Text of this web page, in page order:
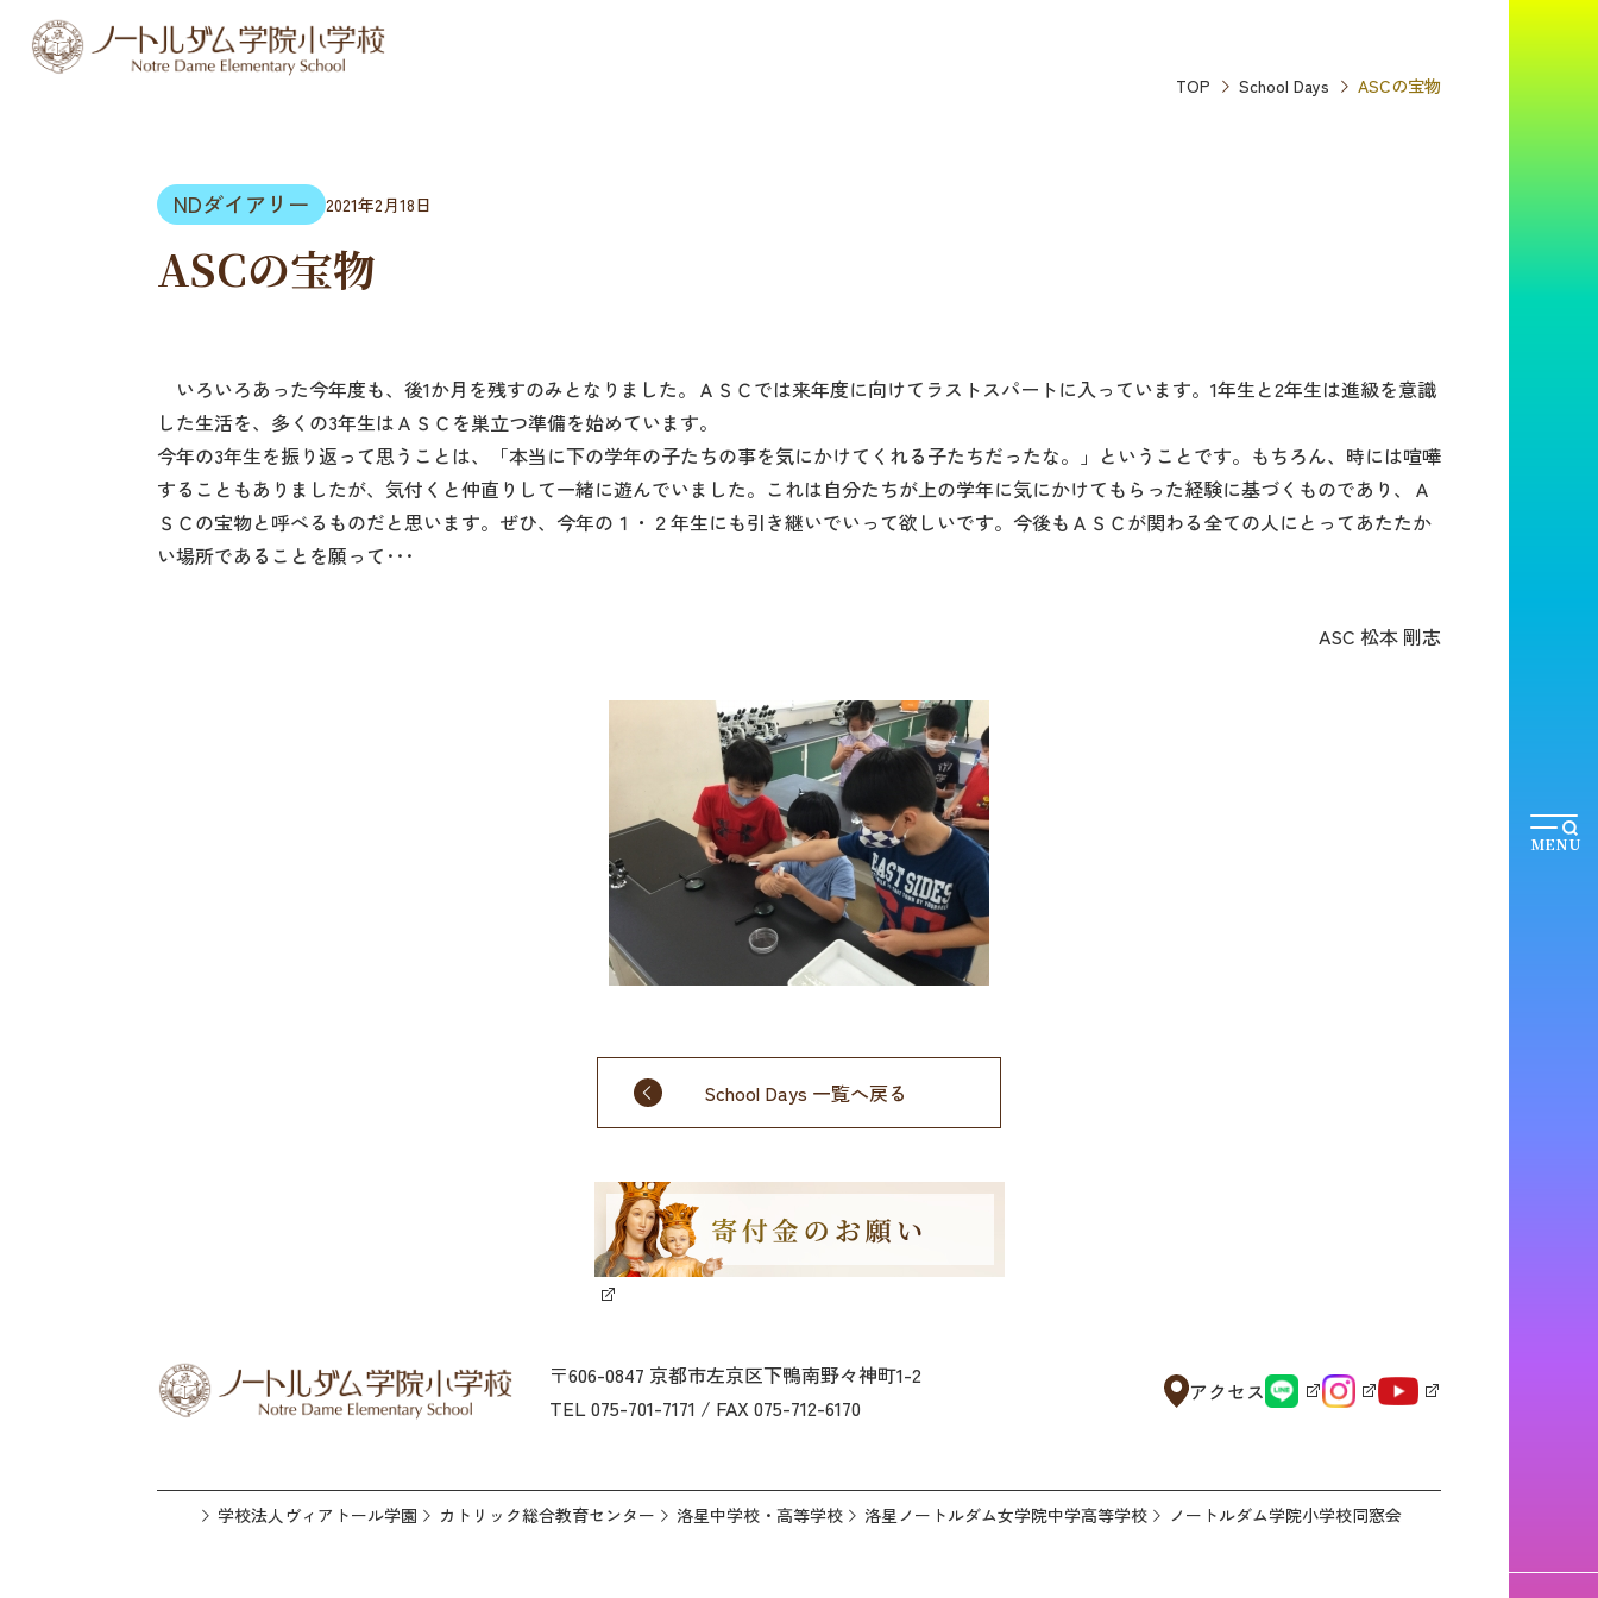
MENU
TOP School Days ASCの宝物
NDダイアリー 2021年2月18日
ASCの宝物
いろいろあった今年度も、後1か月を残すのみとなりました。ＡＳＣでは来年度に向けてラストスパートに入っています。1年生と2年生は進級を意識
した生活を、多くの3年生はＡＳＣを巣立つ準備を始めています。
今年の3年生を振り返って思うことは、「本当に下の学年の子たちの事を気にかけてくれる子たちだったな。」ということです。もちろん、時には喧嘩
することもありましたが、気付くと仲直りして一緒に遊んでいました。これは自分たちが上の学年に気にかけてもらった経験に基づくものであり、Ａ
ＳＣの宝物と呼べるものだと思います。ぜひ、今年の１・２年生にも引き継いでいって欲しいです。今後もＡＳＣが関わる全ての人にとってあたたか
い場所であることを願って･･･
ASC 松本 剛志
School Days 一覧へ戻る
〒606-0847 京都市左京区下鴨南野々神町1-2
TEL 075-701-7171 / FAX 075-712-6170
アクセス
学校法人ヴィアトール学園 カトリック総合教育センター 洛星中学校・高等学校 洛星ノートルダム女学院中学高等学校 ノートルダム学院小学校同窓会